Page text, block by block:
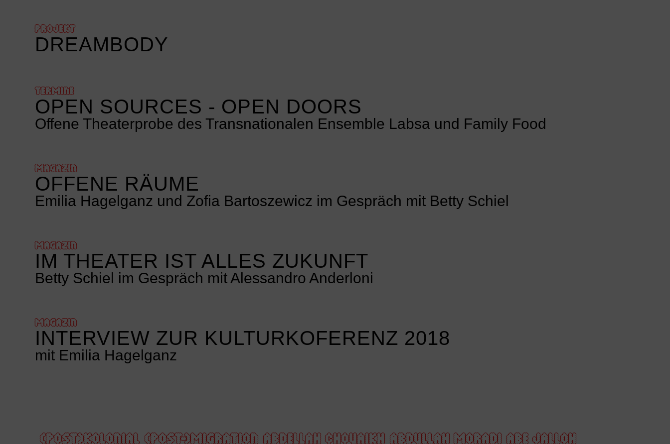
PROJEKT
DREAMBODY
TERMINE
OPEN SOURCES - OPEN DOORS
Offene Theaterprobe des Transnationalen Ensemble Labsa und Family Food
MAGAZIN
OFFENE RÄUME
Emilia Hagelganz und Zofia Bartoszewicz im Gespräch mit Betty Schiel
MAGAZIN
IM THEATER IST ALLES ZUKUNFT
Betty Schiel im Gespräch mit Alessandro Anderloni
MAGAZIN
INTERVIEW ZUR KULTURKOFERENZ 2018
mit Emilia Hagelganz
(POST)KOLONIAL (POST-)MIGRATION ABDELLAH CHOUAIKH ABDULLAH MORADI ABE JALLOH